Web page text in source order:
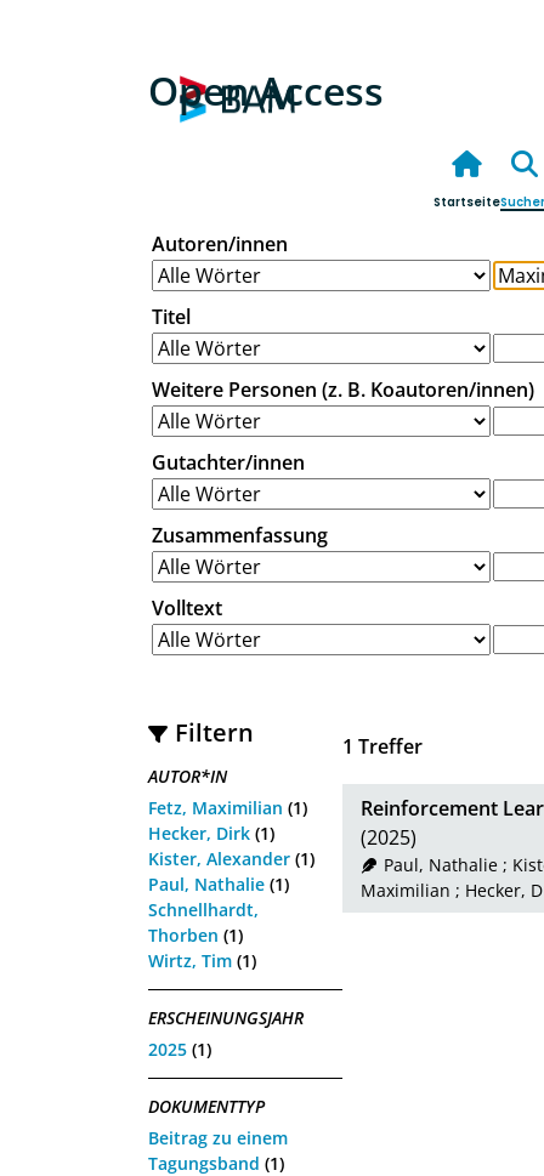
Open Access
Startseite
Autoren/innen
Titel
Weitere Personen (z. B. Koautoren/innen)
Gutachter/innen
Zusammenfassung
Volltext
Filtern
AUTOR*IN
Fetz, Maximilian (1)
Hecker, Dirk (1)
Kister, Alexander (1)
Paul, Nathalie (1)
Schnellhardt,
Thorben (1)
Wirtz, Tim (1)
ERSCHEINUNGSJAHR
2025 (1)
DOKUMENTTYP
Beitrag zu einem
Tagungsband (1)
1 Treffer
Reinforcement
(2025)
Paul, Nathalie;
Maximilian ; Hecker,